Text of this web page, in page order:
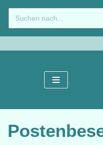
Zum
Inhalt
springen